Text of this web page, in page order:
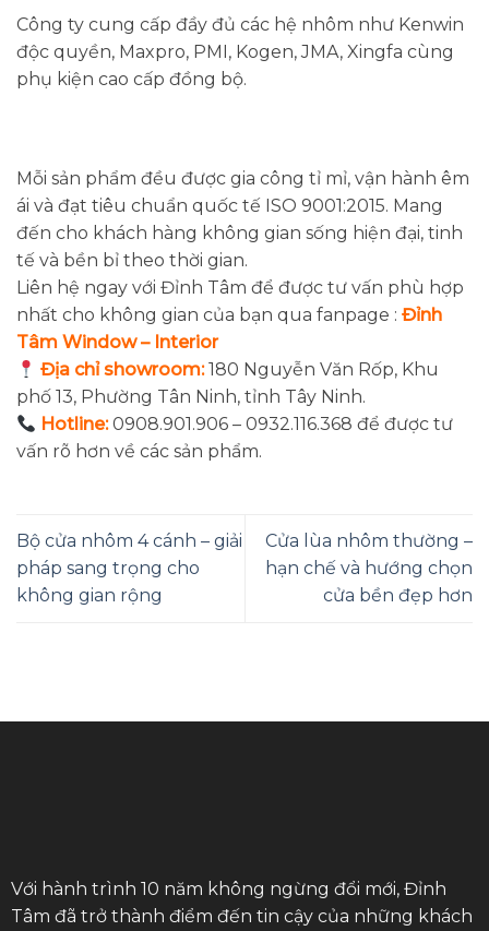
Công ty cung cấp đầy đủ các hệ nhôm như Kenwin
độc quyền, Maxpro, PMI, Kogen, JMA, Xingfa cùng
phụ kiện cao cấp đồng bộ.
Mỗi sản phẩm đều được gia công tỉ mỉ, vận hành êm
ái và đạt tiêu chuẩn quốc tế ISO 9001:2015. Mang
đến cho khách hàng không gian sống hiện đại, tinh
tế và bền bỉ theo thời gian.
Liên hệ ngay với Đỉnh Tâm để được tư vấn phù hợp
nhất cho không gian của bạn qua fanpage : Đỉnh
Tâm Window – Interior
Địa chỉ showroom:180 Nguyễn Văn Rốp, Khu
phố 13, Phường Tân Ninh, tỉnh Tây Ninh.
Hotline: 0908.901.906 – 0932.116.368 để được tư
vấn rõ hơn về các sản phẩm.
Bộ cửa nhôm 4 cánh – giải
pháp sang trọng cho
không gian rộng
Cửa lùa nhôm thường –
hạn chế và hướng chọn
cửa bền đẹp hơn
Với hành trình 10 năm không ngừng đổi mới, Đỉnh
Tâm đã trở thành điểm đến tin cậy của những khách